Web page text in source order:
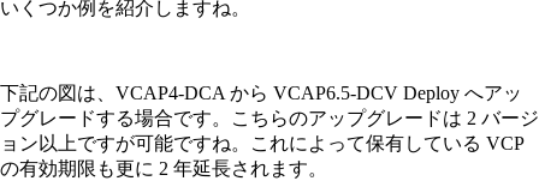
いくつか例を紹介しますね。
下記の図は、VCAP4-DCA から VCAP6.5-DCV Deploy へアッ
プグレードする場合です。こちらのアップグレードは 2 バージ
ョン以上ですが可能ですね。これによって保有している VCP
の有効期限も更に 2 年延長されます。